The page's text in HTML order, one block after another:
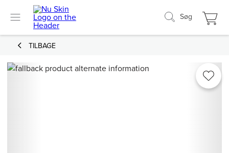
Søg
TILBAGE